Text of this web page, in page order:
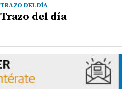
TRAZO DEL DÍA
Trazo del día